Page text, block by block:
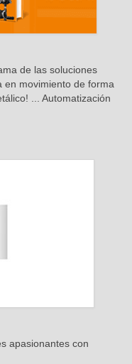
de las soluciones
en movimiento de forma
... Automatización
apasionantes con